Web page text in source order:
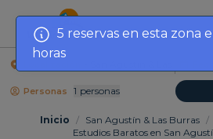
Personas 1 Personas
Inicio / San Agustín & Las Burras /
Estudios Baratos en San
5 reservas en esta zona
horas